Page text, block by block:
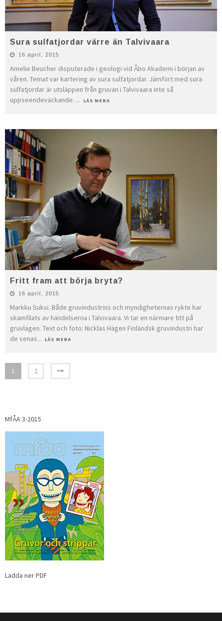
Sura sulfatjordar värre än Talvivaara
16 april, 2015
Amelie Beucher disputerade i geologi vid Åbo Akademi i början av
våren. Temat var kartering av sura sulfatjordar. Jämfört med sura
sulfatjordar är utsläppen från gruvan i Talvivaara inte så
uppseendeväckande. ... LÄS MERA
Fritt fram att börja bryta?
16 april, 2015
Markku Suksi. Både gruvindustrins och myndigheternas rykte har
skamfilats av händelserna i Talvi­vaara. Vi tar en närmare titt på
gruvlagen. Text och foto: Nicklas Hägen Finländsk gruvindustri har
de senas... LÄS MERA
1 2
MfÅA 3-2015
Ladda ner PDF